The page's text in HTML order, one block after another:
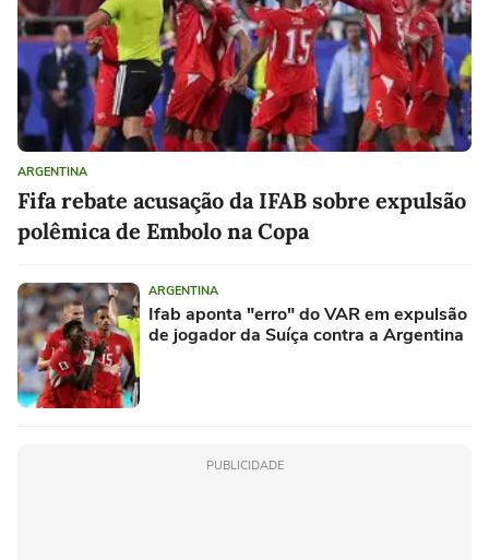
ARGENTINA
Fifa rebate acusação da IFAB sobre expulsão
polêmica de Embolo na Copa
ARGENTINA
Ifab aponta "erro" do VAR em expulsão
de jogador da Suíça contra a Argentina
PUBLICIDADE